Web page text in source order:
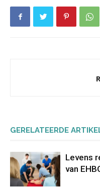
GERELATEERDE
Levens
van